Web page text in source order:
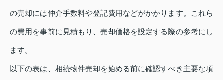
の売却には仲介手数料や登記費用などがかかります。これら
の費用を事前に見積もり、売却価格を設定する際の参考にし
ます。
以下の表は、相続物件売却を始める前に確認すべき主要な項